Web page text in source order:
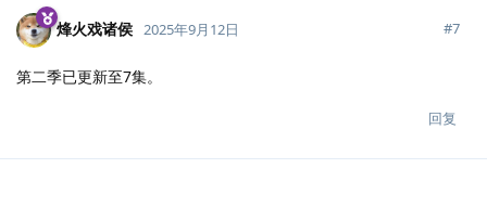
烽火戏诸侯 2025年9月12日 #7
第二季已更新至7集。
回复